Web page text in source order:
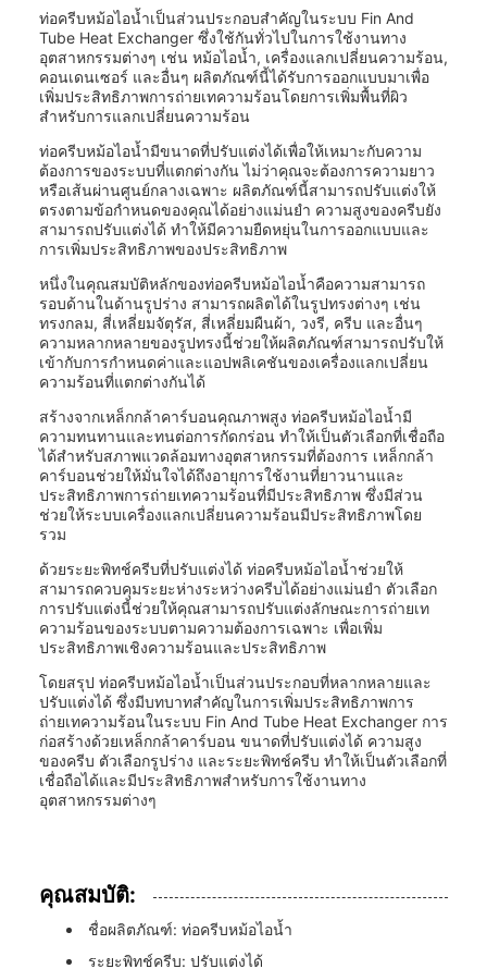
ท่อครีบหม้อไอน้ำเป็นส่วนประกอบสำคัญในระบบ Fin And
Tube Heat Exchanger ซึ่งใช้กันทั่วไปในการใช้งานทาง
อุตสาหกรรมต่างๆ เช่น หม้อไอน้ำ, เครื่องแลกเปลี่ยนความร้อน,
คอนเดนเซอร์ และอื่นๆ ผลิตภัณฑ์นี้ได้รับการออกแบบมาเพื่อ
เพิ่มประสิทธิภาพการถ่ายเทความร้อนโดยการเพิ่มพื้นที่ผิว
สำหรับการแลกเปลี่ยนความร้อน
ท่อครีบหม้อไอน้ำมีขนาดที่ปรับแต่งได้เพื่อให้เหมาะกับความ
ต้องการของระบบที่แตกต่างกัน ไม่ว่าคุณจะต้องการความยาว
หรือเส้นผ่านศูนย์กลางเฉพาะ ผลิตภัณฑ์นี้สามารถปรับแต่งให้
ตรงตามข้อกำหนดของคุณได้อย่างแม่นยำ ความสูงของครีบยัง
สามารถปรับแต่งได้ ทำให้มีความยืดหยุ่นในการออกแบบและ
การเพิ่มประสิทธิภาพของประสิทธิภาพ
หนึ่งในคุณสมบัติหลักของท่อครีบหม้อไอน้ำคือความสามารถ
รอบด้านในด้านรูปร่าง สามารถผลิตได้ในรูปทรงต่างๆ เช่น
ทรงกลม, สี่เหลี่ยมจัตุรัส, สี่เหลี่ยมผืนผ้า, วงรี, ครีบ และอื่นๆ
ความหลากหลายของรูปทรงนี้ช่วยให้ผลิตภัณฑ์สามารถปรับให้
เข้ากับการกำหนดค่าและแอปพลิเคชันของเครื่องแลกเปลี่ยน
ความร้อนที่แตกต่างกันได้
สร้างจากเหล็กกล้าคาร์บอนคุณภาพสูง ท่อครีบหม้อไอน้ำมี
ความทนทานและทนต่อการกัดกร่อน ทำให้เป็นตัวเลือกที่เชื่อถือ
ได้สำหรับสภาพแวดล้อมทางอุตสาหกรรมที่ต้องการ เหล็กกล้า
คาร์บอนช่วยให้มั่นใจได้ถึงอายุการใช้งานที่ยาวนานและ
ประสิทธิภาพการถ่ายเทความร้อนที่มีประสิทธิภาพ ซึ่งมีส่วน
ช่วยให้ระบบเครื่องแลกเปลี่ยนความร้อนมีประสิทธิภาพโดย
รวม
ด้วยระยะพิทช์ครีบที่ปรับแต่งได้ ท่อครีบหม้อไอน้ำช่วยให้
สามารถควบคุมระยะห่างระหว่างครีบได้อย่างแม่นยำ ตัวเลือก
การปรับแต่งนี้ช่วยให้คุณสามารถปรับแต่งลักษณะการถ่ายเท
ความร้อนของระบบตามความต้องการเฉพาะ เพื่อเพิ่ม
ประสิทธิภาพเชิงความร้อนและประสิทธิภาพ
โดยสรุป ท่อครีบหม้อไอน้ำเป็นส่วนประกอบที่หลากหลายและ
ปรับแต่งได้ ซึ่งมีบทบาทสำคัญในการเพิ่มประสิทธิภาพการ
ถ่ายเทความร้อนในระบบ Fin And Tube Heat Exchanger การ
ก่อสร้างด้วยเหล็กกล้าคาร์บอน ขนาดที่ปรับแต่งได้ ความสูง
ของครีบ ตัวเลือกรูปร่าง และระยะพิทช์ครีบ ทำให้เป็นตัวเลือกที่
เชื่อถือได้และมีประสิทธิภาพสำหรับการใช้งานทาง
อุตสาหกรรมต่างๆ
คุณสมบัติ:
ชื่อผลิตภัณฑ์: ท่อครีบหม้อไอน้ำ
ระยะพิทช์ครีบ: ปรับแต่งได้